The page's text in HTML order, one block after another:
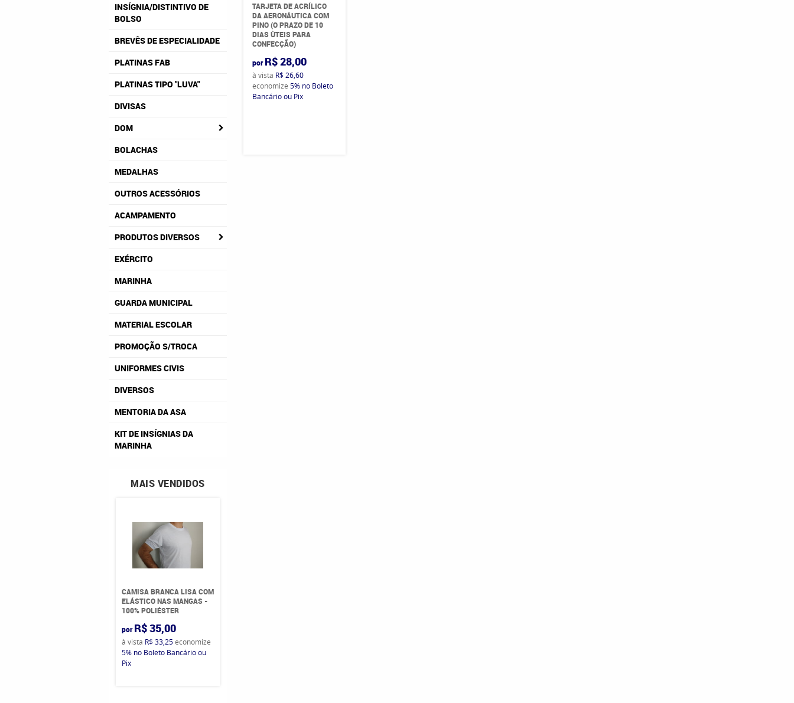
INSÍGNIA/DISTINTIVO DE
BOLSO
BREVÊS DE ESPECIALIDADE
PLATINAS FAB
PLATINAS TIPO "LUVA"
DIVISAS
DOM
BOLACHAS
MEDALHAS
OUTROS ACESSÓRIOS
ACAMPAMENTO
PRODUTOS DIVERSOS
EXÉRCITO
MARINHA
GUARDA MUNICIPAL
MATERIAL ESCOLAR
PROMOÇÃO S/TROCA
UNIFORMES CIVIS
DIVERSOS
MENTORIA DA ASA
KIT DE INSÍGNIAS DA
MARINHA
MAIS VENDIDOS
CAMISA BRANCA LISA COM
ELÁSTICO NAS MANGAS -
100% POLIÉSTER
por R$ 35,00
à vista R$ 33,25economize
5% no Boleto Bancário ou
Pix
TARJETA DE ACRÍLICO
DA AERONÁUTICA COM
PINO (O PRAZO DE 10
DIAS ÙTEIS PARA
CONFECÇÃO)
por R$ 28,00
à vista R$ 26,60
economize 5% no Boleto
Bancário ou Pix